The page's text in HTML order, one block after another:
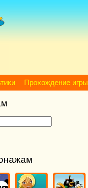
Прохождение игры